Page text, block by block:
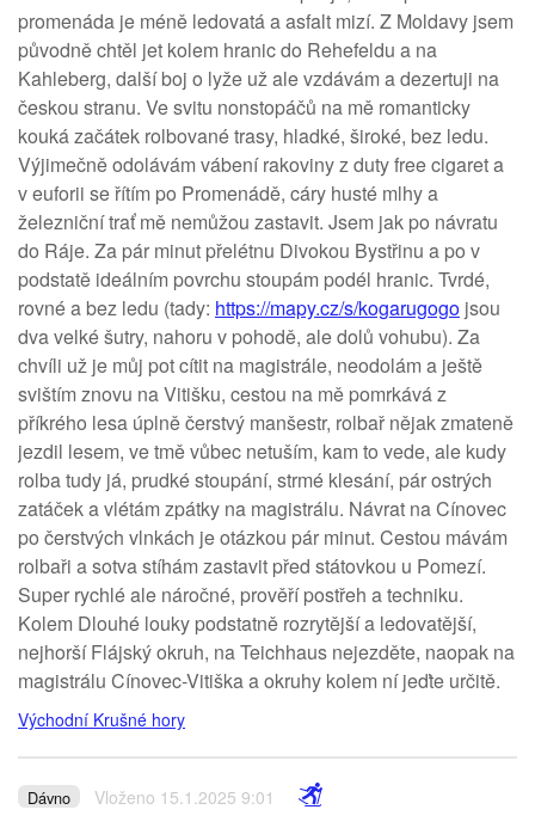
promenáda je méně ledovatá a asfalt mizí. Z Moldavy jsem
původně chtěl jet kolem hranic do Rehefeldu a na
Kahleberg, další boj o lyže už ale vzdávám a dezertuji na
českou stranu. Ve svitu nonstopáčů na mě romanticky
kouká začátek rolbované trasy, hladké, široké, bez ledu.
Výjimečně odolávám vábení rakoviny z duty free cigaret a
v euforii se řítím po Promenádě, cáry husté mlhy a
železniční trať mě nemůžou zastavit. Jsem jak po návratu
do Ráje. Za pár minut přelétnu Divokou Bystřinu a po v
podstatě ideálním povrchu stoupám podél hranic. Tvrdé,
rovné a bez ledu (tady: https://mapy.cz/s/kogarugogo jsou
dva velké šutry, nahoru v pohodě, ale dolů vohubu). Za
chvíli už je můj pot cítit na magistrále, neodolám a ještě
svištím znovu na Vitišku, cestou na mě pomrkává z
příkrého lesa úplně čerstvý manšestr, rolbař nějak zmateně
jezdil lesem, ve tmě vůbec netuším, kam to vede, ale kudy
rolba tudy já, prudké stoupání, strmé klesání, pár ostrých
zatáček a vlétám zpátky na magistrálu. Návrat na Cínovec
po čerstvých vlnkách je otázkou pár minut. Cestou mávám
rolbaři a sotva stíhám zastavit před státovkou u Pomezí.
Super rychlé ale náročné, prověří postřeh a techniku.
Kolem Dlouhé louky podstatně rozrytější a ledovatější,
nejhorší Flájský okruh, na Teichhaus nejezděte, naopak na
magistrálu Cínovec-Vitiška a okruhy kolem ní jeďte určitě.
Východní Krušné hory
Dávno Vloženo 15.1.2025 9:01